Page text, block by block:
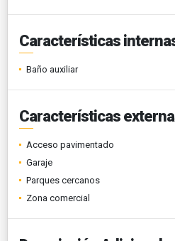
Características
Baño auxiliar
Características
Acceso pavimentado
Garaje
Parques cercanos
Zona comercial